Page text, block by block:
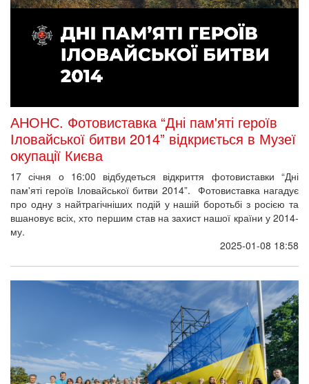
АНОНС. Фотовиставка “Дні пам'яті героїв
Іловайської битви 2014” відкриється в Музеї
окупації Києва
17 січня о 16:00 відбудеться відкриття фотовиставки “Дні
пам'яті героїв Іловайської битви 2014”. Фотовиставка нагадує
про одну з найтрагічніших подій у нашій боротьбі з росією та
вшановує всіх, хто першим став на захист нашої країни у 2014-
му.
2025-01-08 18:58